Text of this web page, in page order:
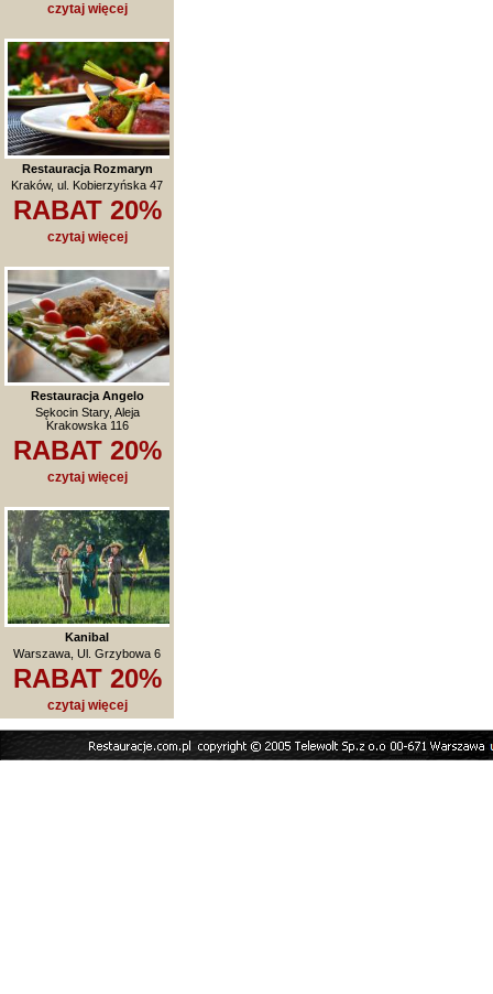
czytaj więcej
Restauracja Rozmaryn
Kraków, ul. Kobierzyńska 47
RABAT 20%
czytaj więcej
Restauracja Angelo
Sękocin Stary, Aleja
Krakowska 116
RABAT 20%
czytaj więcej
Kanibal
Warszawa, Ul. Grzybowa 6
RABAT 20%
czytaj więcej